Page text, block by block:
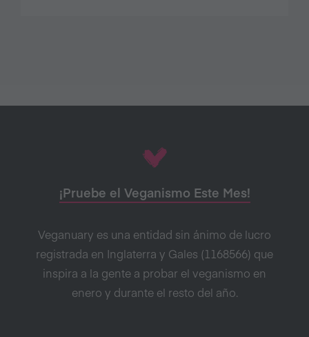
¡Pruebe el Veganismo Este Mes!
Veganuary es una entidad sin ánimo de lucro
registrada en Inglaterra y Gales (1168566) que
inspira a la gente a probar el veganismo en
enero y durante el resto del año.